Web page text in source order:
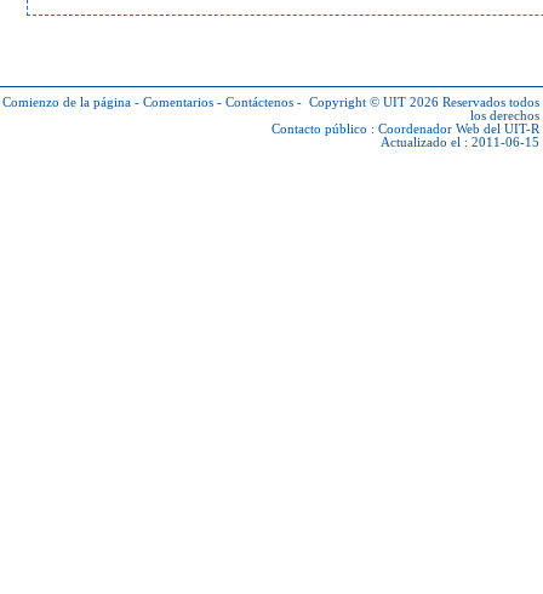
Comienzo de la página - Comentarios - Contáctenos - Copyright © UIT 2026 Reservados todos
los derechos
Contacto público : Coordenador Web del UIT-R
Actualizado el : 2011-06-15